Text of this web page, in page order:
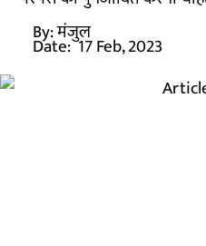
By:मंजुल
Date: 17 Feb, 2023